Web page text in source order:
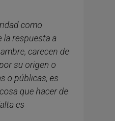
como
la respuesta a
carecen de
su origen o
o públicas, es
que hacer de
es